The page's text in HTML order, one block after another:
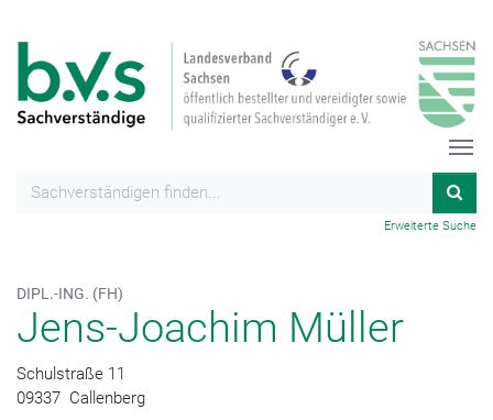
Erweiterte Suche
DIPL.-ING. (FH)
Jens-Joachim Müller
Schulstraße 11
09337 Callenberg